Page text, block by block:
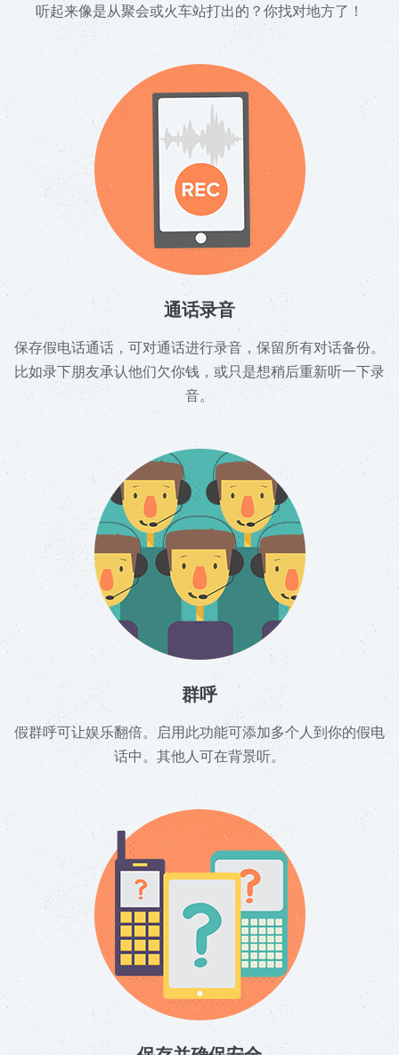
听起来像是从聚会或火车站打出的？你找对地方了！
通话录音
保存假电话通话，可对通话进行录音，保留所有对话备份。
比如录下朋友承认他们欠你钱，或只是想稍后重新听一下录
音。
群呼
假群呼可让娱乐翻倍。启用此功能可添加多个人到你的假电
话中。其他人可在背景听。